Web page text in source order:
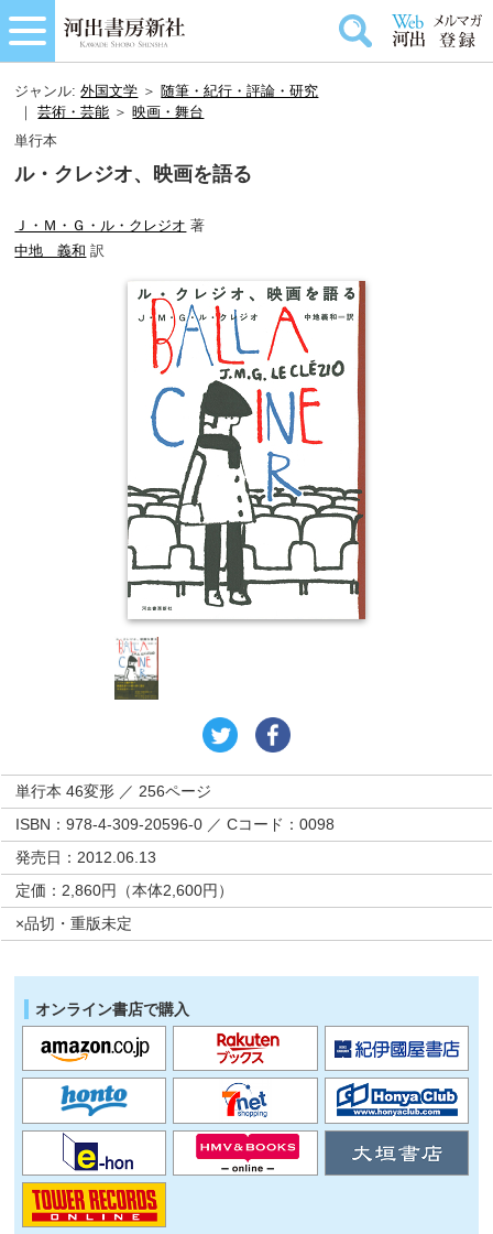
ジャンル:外国文学 ＞ 随筆・紀行・評論・研究
｜芸術・芸能 ＞映画・舞台
単行本
ル・クレジオ、映画を語る
Ｊ・Ｍ・Ｇ・ル・クレジオ 著
中地 義和 訳
単行本 46変形 ／ 256ページ
ISBN：978-4-309-20596-0 ／ Cコード：0098
発売日：2012.06.13
定価：2,860円（本体2,600円）
×品切・重版未定
オンライン書店で購入